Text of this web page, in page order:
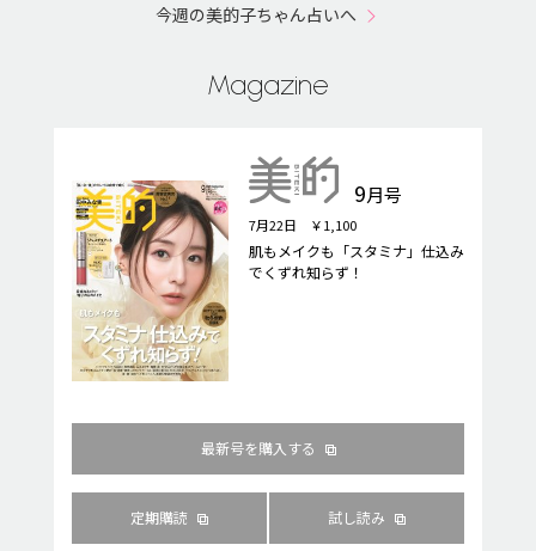
今週の美的子ちゃん占いへ
Magazine
9月号
7月22日 ￥1,100
肌もメイクも「スタミナ」仕込み
でくずれ知らず！
最新号を購入する
定期購読 試し読み